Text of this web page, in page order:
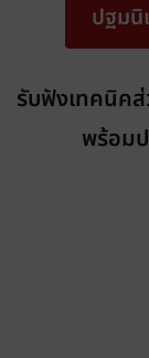
ปฐมนิ
รับฟังเทคนิคส่
พร้อม